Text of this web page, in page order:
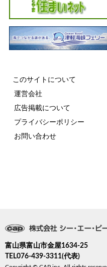
このサイトについて
運営会社
広告掲載について
プライバシーポリシー
お問い合わせ
富山県富山市金屋1634-25
TEL076-439-3311(代表)